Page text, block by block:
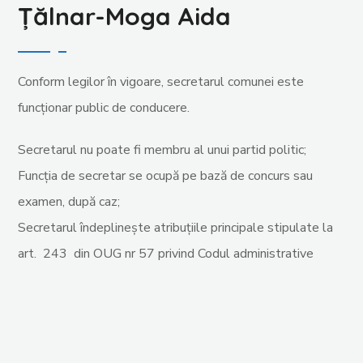
Țălnar-Moga Aida
Conform legilor în vigoare, secretarul comunei este
funcţionar public de conducere.
Secretarul nu poate fi membru al unui partid politic;
Funcţia de secretar se ocupă pe bază de concurs sau
examen, după caz;
Secretarul îndeplineşte atribuţiile principale stipulate la
art. 243 din OUG nr 57 privind Codul administrative